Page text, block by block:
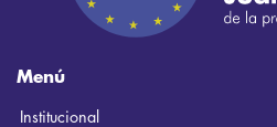
Menú
Institucional